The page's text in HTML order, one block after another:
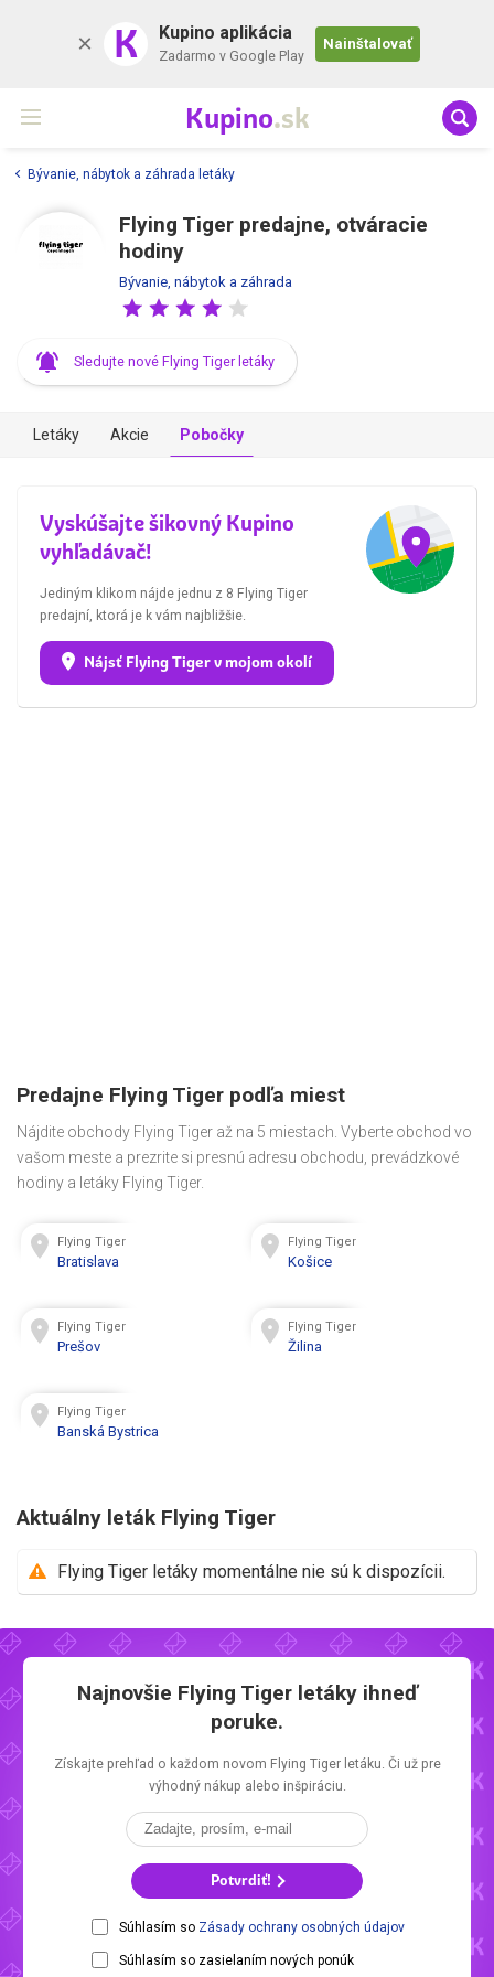
K Kupino aplikácia
Zadarmo v Google Play
Nainštalovať
Kupino.sk
Bývanie, nábytok a záhrada letáky
Flying Tiger predajne, otváracie
hodiny
Bývanie, nábytok a záhrada
Sledujte nové Flying Tiger letáky
Letáky Akcie Pobočky
Vyskúšajte šikovný Kupino
vyhľadávač!
Jediným klikom nájde jednu z 8 Flying Tiger
predajní, ktorá je k vám najbližšie.
Nájsť Flying Tiger v mojom okolí
Predajne Flying Tiger podľa miest
Nájdite obchody Flying Tiger až na 5 miestach. Vyberte obchod vo
vašom meste a prezrite si presnú adresu obchodu, prevádzkové
hodiny a letáky Flying Tiger.
Flying Tiger
Bratislava
Flying Tiger
Košice
Flying Tiger
Prešov
Flying Tiger
Žilina
Flying Tiger
Banská Bystrica
Aktuálny leták Flying Tiger
Flying Tiger letáky momentálne nie sú k dispozícii.
Najnovšie Flying Tiger letákyihneď
poruke.
Získajte prehľad o každom novom Flying Tiger letáku. Či už pre
výhodný nákup alebo inšpiráciu.
Potvrdiť!
Súhlasím so Zásady ochrany osobných údajov
Súhlasím so zasielaním nových ponúk